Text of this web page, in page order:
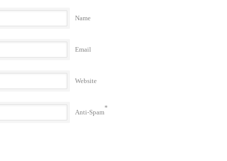
Name
Email
Website
Anti-Spam
*